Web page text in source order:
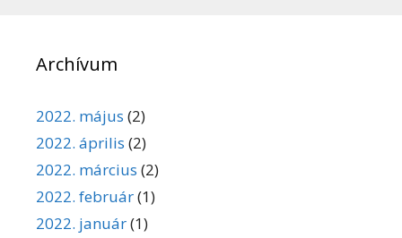
Archívum
2022. május (2)
2022. április (2)
2022. március (2)
2022. február(1)
2022. január(1)